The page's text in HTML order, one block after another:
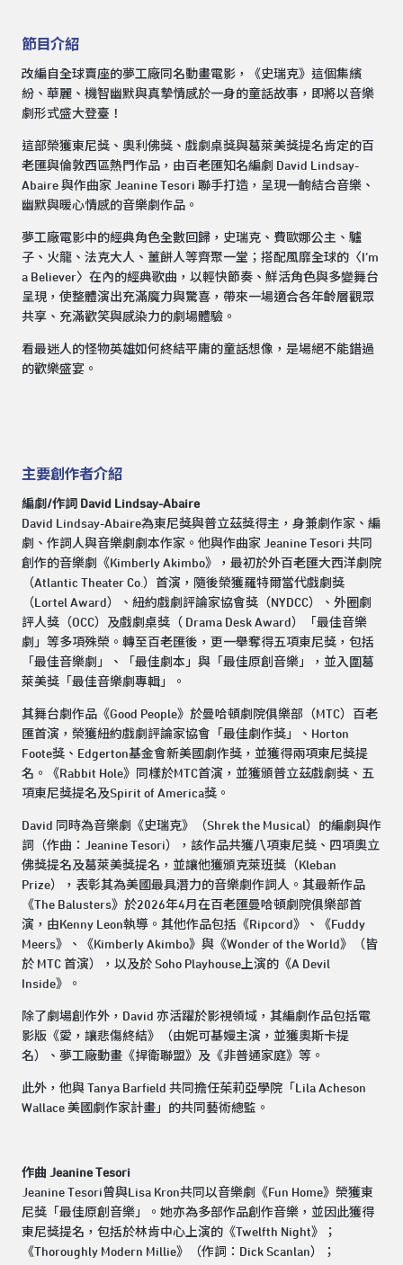
節目介紹
改編自全球賣座的夢工廠同名動畫電影，《史瑞克》這個集繽
紛、華麗、機智幽默與真摯情感於一身的童話故事，即將以音樂
劇形式盛大登臺！
這部榮獲東尼獎、奧利佛獎、戲劇桌獎與葛萊美獎提名肯定的百
老匯與倫敦西區熱門作品，由百老匯知名編劇 David Lindsay-
Abaire 與作曲家 Jeanine Tesori 聯手打造，呈現一齣結合音樂、
幽默與暖心情感的音樂劇作品。
夢工廠電影中的經典角色全數回歸，史瑞克、費歐娜公主、驢
子、火龍、法克大人、薑餅人等齊聚一堂；搭配風靡全球的〈I’m
a Believer〉在內的經典歌曲，以輕快節奏、鮮活角色與多變舞台
呈現，使整體演出充滿魔力與驚喜，帶來一場適合各年齡層觀眾
共享、充滿歡笑與感染力的劇場體驗。
看最迷人的怪物英雄如何終結平庸的童話想像，是場絕不能錯過
的歡樂盛宴。
主要創作者介紹
編劇/作詞 David Lindsay-Abaire
David Lindsay-Abaire為東尼獎與普立茲獎得主，身兼劇作家、編
劇、作詞人與音樂劇劇本作家。他與作曲家 Jeanine Tesori 共同
創作的音樂劇《Kimberly Akimbo》，最初於外百老匯大西洋劇院
（Atlantic Theater Co.）首演，隨後榮獲羅特爾當代戲劇獎
（Lortel Award）、紐約戲劇評論家協會獎（NYDCC）、外圈劇
評人獎（OCC）及戲劇桌獎（ Drama Desk Award）「最佳音樂
劇」等多項殊榮。轉至百老匯後，更一舉奪得五項東尼獎，包括
「最佳音樂劇」、「最佳劇本」與「最佳原創音樂」，並入圍葛
萊美獎「最佳音樂劇專輯」。
其舞台劇作品《Good People》於曼哈頓劇院俱樂部（MTC）百老
匯首演，榮獲紐約戲劇評論家協會「最佳劇作獎」、Horton
Foote獎、Edgerton基金會新美國劇作獎，並獲得兩項東尼獎提
名。《Rabbit Hole》同樣於MTC首演，並獲頒普立茲戲劇獎、五
項東尼獎提名及Spirit of America獎。
David 同時為音樂劇《史瑞克》（Shrek the Musical）的編劇與作
詞（作曲：Jeanine Tesori），該作品共獲八項東尼獎、四項奧立
佛獎提名及葛萊美獎提名，並讓他獲頒克萊班獎（Kleban
Prize），表彰其為美國最具潛力的音樂劇作詞人。其最新作品
《The Balusters》於2026年4月在百老匯曼哈頓劇院俱樂部首
演，由Kenny Leon執導。其他作品包括《Ripcord》、《Fuddy
Meers》、《Kimberly Akimbo》與《Wonder of the World》（皆
於 MTC 首演），以及於 Soho Playhouse上演的《A Devil
Inside》。
除了劇場創作外，David 亦活躍於影視領域，其編劇作品包括電
影版《愛，讓悲傷終結》（由妮可基嫚主演，並獲奧斯卡提
名）、夢工廠動畫《捍衛聯盟》及《非普通家庭》等。
此外，他與 Tanya Barfield 共同擔任茱莉亞學院「Lila Acheson
Wallace 美國劇作家計畫」的共同藝術總監。
作曲 Jeanine Tesori
Jeanine Tesori曾與Lisa Kron共同以音樂劇《Fun Home》榮獲東
尼獎「最佳原創音樂」。她亦為多部作品創作音樂，並因此獲得
東尼獎提名，包括於林肯中心上演的《Twelfth Night》；
《Thoroughly Modern Millie》（作詞：Dick Scanlan）；